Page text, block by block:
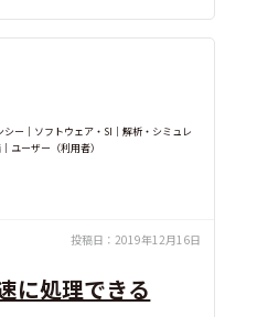
ー｜ソフトウェア・SI｜解析・シミュレ
ユーザー（利用者）
投稿日： 2019年12月16日
に処理できる